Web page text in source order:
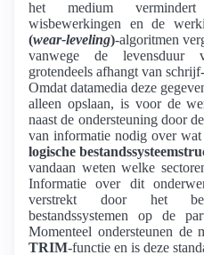
het medium
wisbewerkingen en de
(wear-leveling)-algoritmen
vanwege de levensduur
grotendeels afhangt van
Omdat datamedia deze
alleen opslaan, is voor de
naast de ondersteuning door
van informatie nodig over
logische
vandaan weten welke
Informatie over dit
verstrekt door het
bestandssystemen op de
Momenteel ondersteunen de
TRIM-functie en is deze